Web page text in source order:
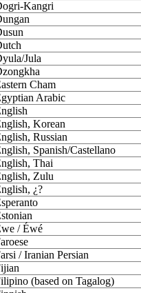
Kangri
Jula
Cham
Arabic
Korean
Russian
Spanish/Castellano
Thai
Zulu
¿?
/ Éwé
/ Iranian Persian
(based on Tagalog)